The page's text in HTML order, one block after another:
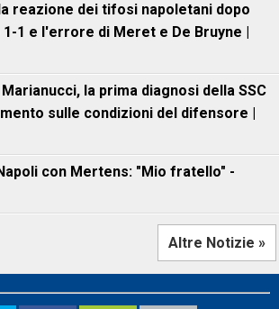
reazione dei tifosi napoletani dopo
1-1 e l'errore di Meret e De Bruyne |
la prima diagnosi della SSC
sulle condizioni del difensore |
con Mertens: "Mio fratello" -
Altre Notizie »